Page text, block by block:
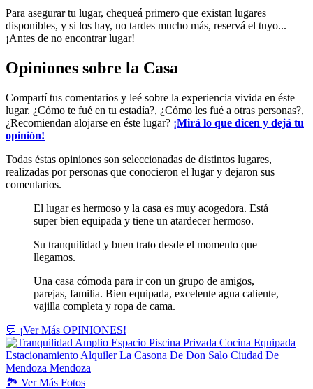
Para asegurar tu lugar, chequeá primero que existan lugares
disponibles, y si los hay, no tardes mucho más, reservá el tuyo...
¡Antes de no encontrar lugar!
Opiniones sobre la Casa
Compartí tus comentarios y leé sobre la experiencia vivida en éste
lugar. ¿Cómo te fué en tu estadía?, ¿Cómo les fué a otras personas?,
¿Recomiendan alojarse en éste lugar? ¡Mirá lo que dicen y dejá tu
opinión!
Todas éstas opiniones son seleccionadas de distintos lugares,
realizadas por personas que conocieron el lugar y dejaron sus
comentarios.
El lugar es hermoso y la casa es muy acogedora. Está
super bien equipada y tiene un atardecer hermoso.
Su tranquilidad y buen trato desde el momento que
llegamos.
Una casa cómoda para ir con un grupo de amigos,
parejas, familia. Bien equipada, excelente agua caliente,
vajilla completa y ropa de cama.
💬 ¡Ver Más OPINIONES!
🏞️ VerMás Fotos